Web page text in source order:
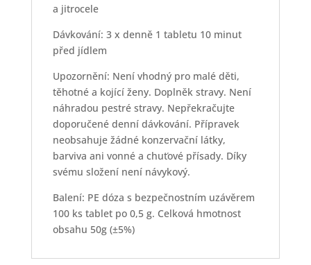
a jitrocele
Dávkování: 3 x denně 1 tabletu 10 minut
před jídlem
Upozornění: Není vhodný pro malé děti,
těhotné a kojící ženy. Doplněk stravy. Není
náhradou pestré stravy. Nepřekračujte
doporučené denní dávkování. Přípravek
neobsahuje žádné konzervační látky,
barviva ani vonné a chuťové přísady. Díky
svému složení není návykový.
Balení: PE dóza s bezpečnostním uzávěrem
100 ks tablet po 0,5 g. Celková hmotnost
obsahu 50g (±5%)